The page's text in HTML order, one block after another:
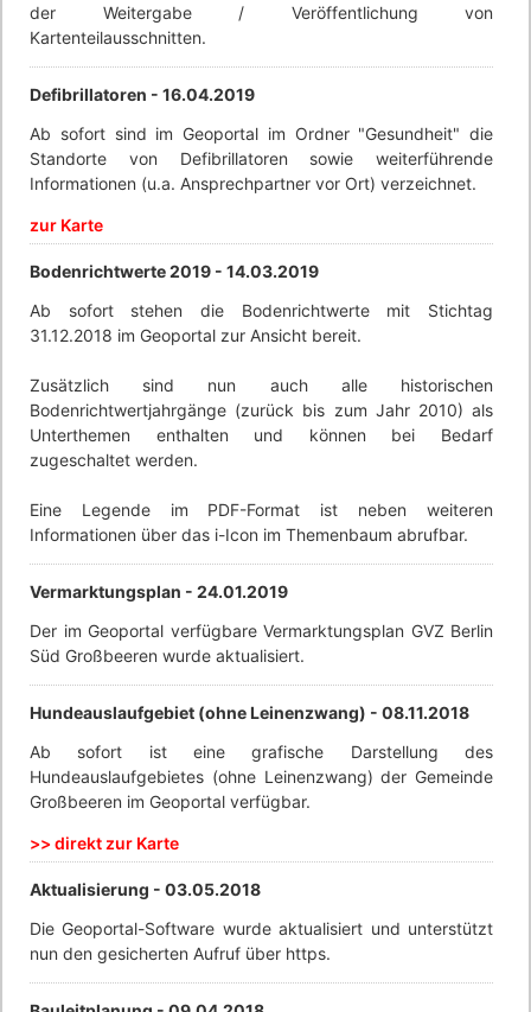
der Weitergabe / Veröffentlichung von
Kartenteilausschnitten.
Defibrillatoren - 16.04.2019
Ab sofort sind im Geoportal im Ordner "Gesundheit" die
Standorte von Defibrillatoren sowie weiterführende
Informationen (u.a. Ansprechpartner vor Ort) verzeichnet.
zur Karte
Bodenrichtwerte 2019 - 14.03.2019
Ab sofort stehen die Bodenrichtwerte mit Stichtag
31.12.2018 im Geoportal zur Ansicht bereit.
Zusätzlich sind nun auch alle historischen
Bodenrichtwertjahrgänge (zurück bis zum Jahr 2010) als
Unterthemen enthalten und können bei Bedarf
zugeschaltet werden.
Eine Legende im PDF-Format ist neben weiteren
Informationen über das i-Icon im Themenbaum abrufbar.
Vermarktungsplan - 24.01.2019
Der im Geoportal verfügbare Vermarktungsplan GVZ Berlin
Süd Großbeeren wurde aktualisiert.
Hundeauslaufgebiet (ohne Leinenzwang) - 08.11.2018
Ab sofort ist eine grafische Darstellung des
Hundeauslaufgebietes (ohne Leinenzwang) der Gemeinde
Großbeeren im Geoportal verfügbar.
>> direkt zur Karte
Aktualisierung - 03.05.2018
Die Geoportal-Software wurde aktualisiert und unterstützt
nun den gesicherten Aufruf über https.